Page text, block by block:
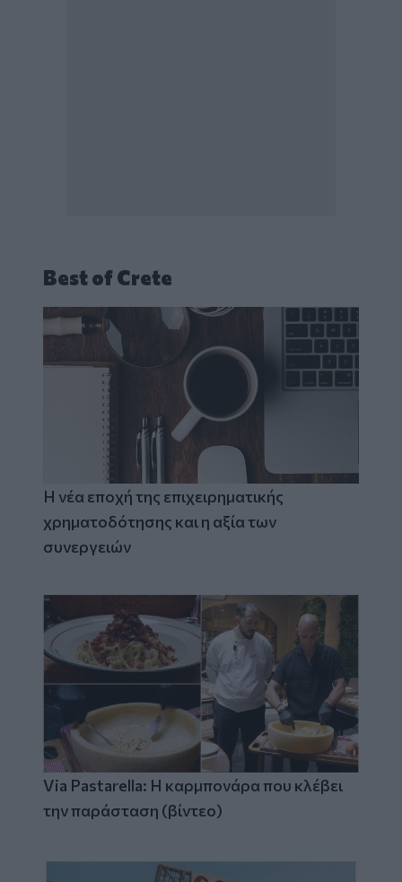
Best of Crete
Η νέα εποχή της επιχειρηματικής
χρηματοδότησης και η αξία των
συνεργειών
Via Pastarella: Η καρμπονάρα που κλέβει
την παράσταση (βίντεο)